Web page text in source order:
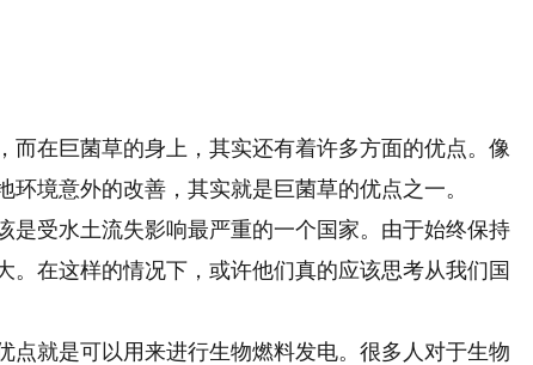
而在巨菌草的身上，其实还有着许多方面的优点。像
境意外的改善，其实就是巨菌草的优点之一。
是受水土流失影响最严重的一个国家。由于始终保持
。在这样的情况下，或许他们真的应该思考从我们国
点就是可以用来进行生物燃料发电。很多人对于生物